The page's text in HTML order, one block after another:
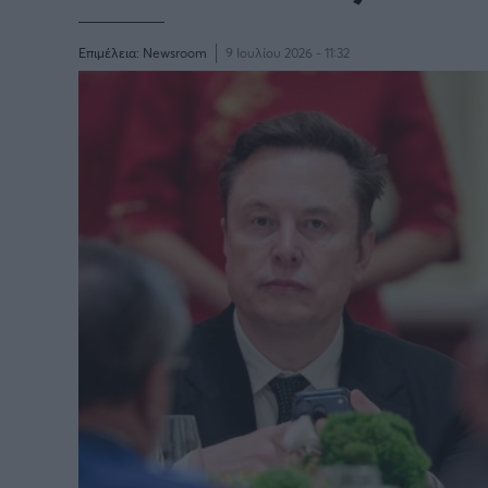
Επιμέλεια: Newsroom 9 Ιουλίου 2026 - 11:32